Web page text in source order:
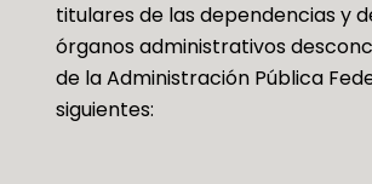
titulares de las dependencias y
órganos administrativos
de la Administración Pública
siguientes: